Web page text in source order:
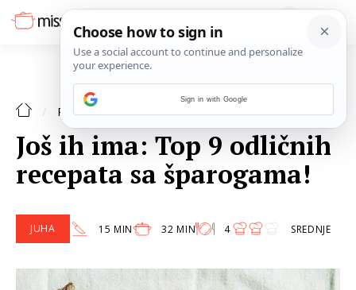
RECEPTI POVRĆE
Još ih ima: Top 9 odličnih
recepata sa šparogama!
JUHA 15 MIN 32 MIN 4 SREDNJE
Sign in with Google